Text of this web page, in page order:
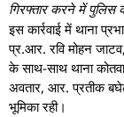
गिरफ्तार करने में पुलिस
इस कार्रवाई में थाना
प्र.आर. रवि मोहन
के साथ-साथ थाना
अवतार, आर. प्रतीक
भूमिका रही।